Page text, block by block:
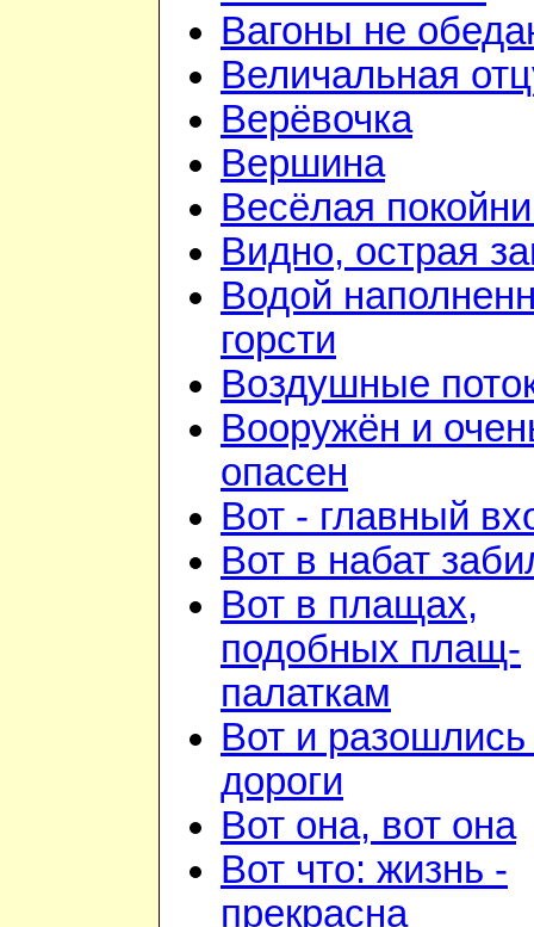
Вагоны не
Величальная
Верёвочка
Вершина
Весёлая
Видно, острая
Водой
горсти
Воздушные
Вооружён и
опасен
Вот - главный
Вот в набат
Вот в плащах,
подобных плащ-
палаткам
Вот и разошлись
дороги
Вот она, вот она
Вот что: жизнь -
прекрасна